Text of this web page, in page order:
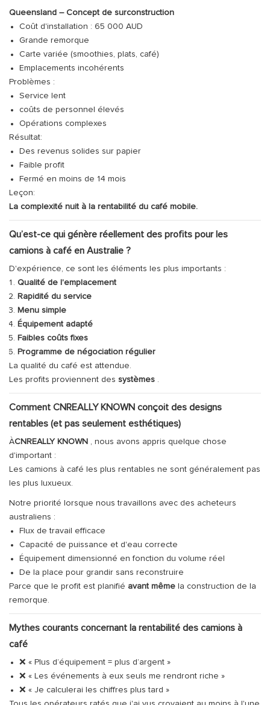
Queensland – Concept de surconstruction
Coût d'installation : 65 000 AUD
Grande remorque
Carte variée (smoothies, plats, café)
Emplacements incohérents
Problèmes :
Service lent
coûts de personnel élevés
Opérations complexes
Résultat:
Des revenus solides sur papier
Faible profit
Fermé en moins de 14 mois
Leçon:
La complexité nuit à la rentabilité du café mobile.
Qu’est-ce qui génère réellement des profits pour les
camions à café en Australie ?
D'expérience, ce sont les éléments les plus importants :
Qualité de l'emplacement
Rapidité du service
Menu simple
Équipement adapté
Faibles coûts fixes
Programme de négociation régulier
La qualité du café est attendue.
Les profits proviennent des systèmes .
Comment CNREALLY KNOWN conçoit des designs
rentables (et pas seulement esthétiques)
ÀCNREALLY KNOWN , nous avons appris quelque chose
d'important :
Les camions à café les plus rentables ne sont généralement pas
les plus luxueux.
Notre priorité lorsque nous travaillons avec des acheteurs
australiens :
Flux de travail efficace
Capacité de puissance et d'eau correcte
Équipement dimensionné en fonction du volume réel
De la place pour grandir sans reconstruire
Parce que le profit est planifié avant même la construction de la
remorque.
Mythes courants concernant la rentabilité des camions à
café
❌ « Plus d’équipement = plus d’argent »
❌ « Les événements à eux seuls me rendront riche »
❌ « Je calculerai les chiffres plus tard »